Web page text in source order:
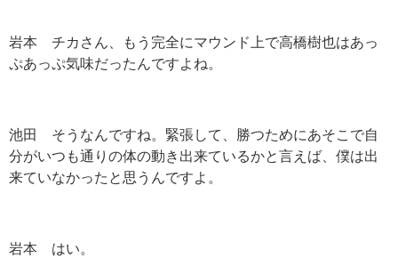
岩本 チカさん、もう完全にマウンド上で高橋樹也はあっ
ぷあっぷ気味だったんですよね。
池田 そうなんですね。緊張して、勝つためにあそこで自
分がいつも通りの体の動き出来ているかと言えば、僕は出
来ていなかったと思うんですよ。
岩本 はい。